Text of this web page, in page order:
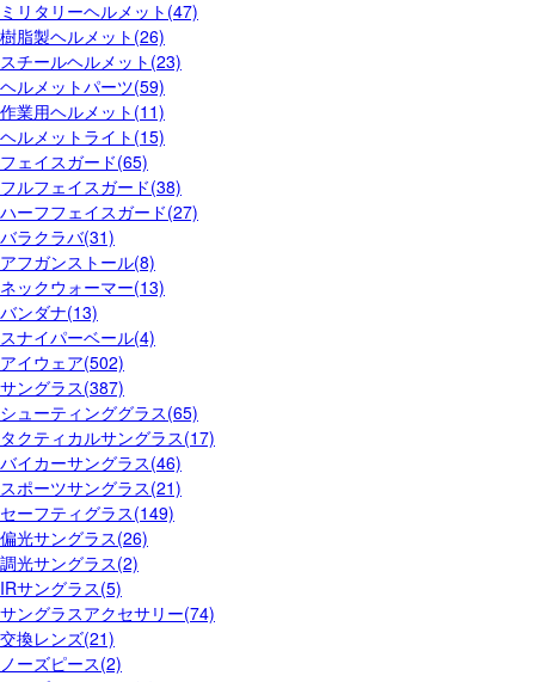
ミリタリーヘルメット(47)
樹脂製ヘルメット(26)
スチールヘルメット(23)
ヘルメットパーツ(59)
作業用ヘルメット(11)
ヘルメットライト(15)
フェイスガード(65)
フルフェイスガード(38)
ハーフフェイスガード(27)
バラクラバ(31)
アフガンストール(8)
ネックウォーマー(13)
バンダナ(13)
スナイパーベール(4)
アイウェア(502)
サングラス(387)
シューティンググラス(65)
タクティカルサングラス(17)
バイカーサングラス(46)
スポーツサングラス(21)
セーフティグラス(149)
偏光サングラス(26)
調光サングラス(2)
IRサングラス(5)
サングラスアクセサリー(74)
交換レンズ(21)
ノーズピース(2)